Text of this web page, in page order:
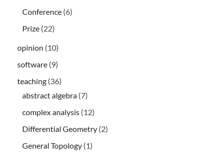
Conference (6)
Prize (22)
opinion (10)
software (9)
teaching (36)
abstract algebra (7)
complex analysis (12)
Differential Geometry (2)
General Topology (1)